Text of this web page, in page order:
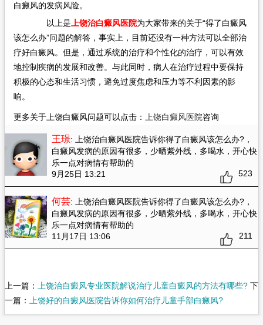
白癜风的发病风险。
以上是上饶治白癜风医院为大家带来的关于“得了白癜风
该怎么办”问题的解答，事实上，目前还没有一种方法可以全部治
疗好白癜风。但是，通过系统的治疗和个性化的治疗，可以有效
地控制疾病的发展和改善。与此同时，病人在治疗过程中要保持
积极的心态和生活习惯，避免过度焦虑和压力等不利因素的影
响。
更多关于上饶白癜风问题可以点击： 上饶白癜风医院咨询
王璟: 上饶治白癜风医院告诉你得了白癜风该怎么办?，
白癜风发病的原因有很多，少晒紫外线，多喝水，开心快
乐一点对病情有帮助的
9月25日 13:21
523
何芸: 上饶治白癜风医院告诉你得了白癜风该怎么办?，
白癜风发病的原因有很多，少晒紫外线，多喝水，开心快
乐一点对病情有帮助的
11月17日 13:06
211
上一篇： 上饶治白癜风专业医院解说治疗儿童白癜风的方法有哪些?下
一篇： 上饶好的白癜风医院告诉你如何治疗儿童手部白癜风?